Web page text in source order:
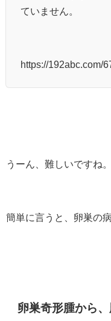
ていません。
https://192abc.com/
うーん、難しいですね。
簡単に言うと、卵巣の
卵巣奇形腫から